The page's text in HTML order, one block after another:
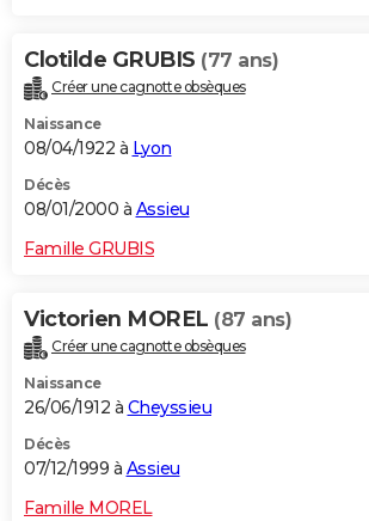
Clotilde GRUBIS (77 ans)
Créer une cagnotte obsèques
Naissance
08/04/1922 à Lyon
Décès
08/01/2000 à Assieu
Famille GRUBIS
Victorien MOREL (87 ans)
Créer une cagnotte obsèques
Naissance
26/06/1912 à Cheyssieu
Décès
07/12/1999 à Assieu
Famille MOREL